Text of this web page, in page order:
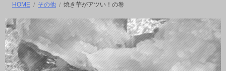
HOME その他 焼き芋がアツい！の巻